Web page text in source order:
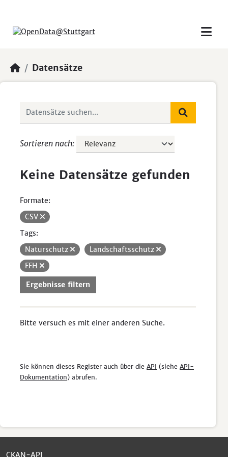
Datensätze
Sortieren nach
Keine Datensätze gefunden
Formate:
CSV
Tags:
Naturschutz
Landschaftsschutz
FFH
Ergebnisse filtern
Bitte versuch es mit einer anderen Suche.
Sie können dieses Register auch über die API (siehe API-
Dokumentation) abrufen.
CKAN-API